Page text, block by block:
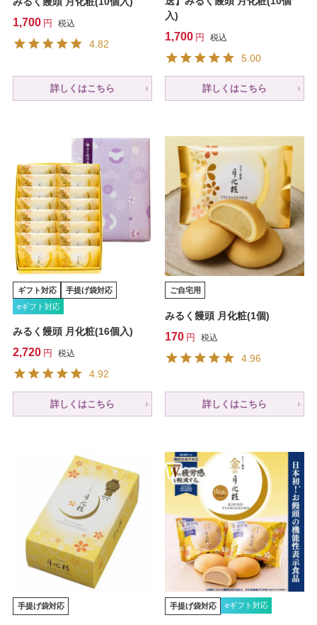
1,700 税込
4.82
詳しくはこちら
入)
1,700 税込
5.00
詳しくはこちら
ギフト対応
手提げ袋対応
eギフト対応
みるく饅頭 月化粧(16個入)
2,720 税込
4.92
詳しくはこちら
ご自宅用
みるく饅頭 月化粧(1個)
170 税込
4.96
詳しくはこちら
手提げ袋対応 手提げ袋対応 eギフト対応